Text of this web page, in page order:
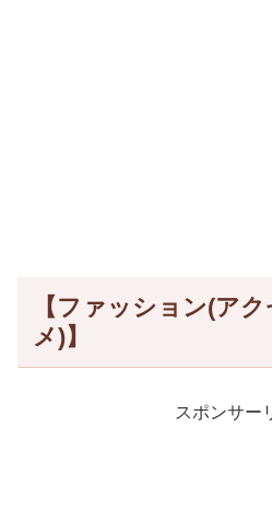
【ファッション(ア
メ)】
スポンサー